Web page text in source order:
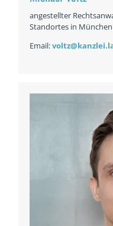
angestellter
Standortes in München
Email: